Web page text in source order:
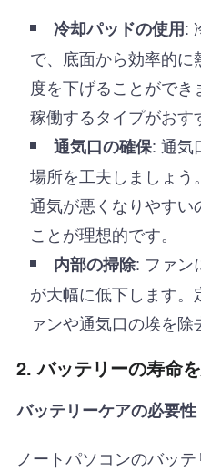
冷却パッドの使用:
で、底面から効率的
度を下げることがで
稼働するタイプがおす
通気口の確保: 通気
場所を工夫しましょう
通気が悪くなりやすい
ことが理想的です。
内部の掃除: ファン
が大幅に低下します
ァンや通気口の埃を除
2. バッテリーの寿命
バッテリーケアの必要性
ノートパソコンのバッ